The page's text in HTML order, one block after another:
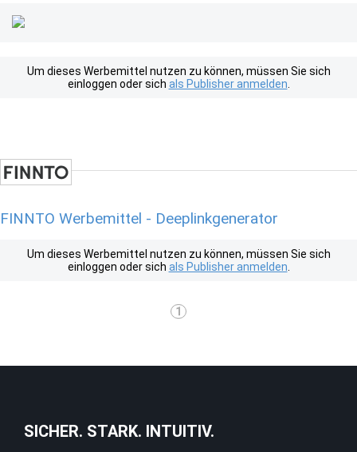
Um dieses Werbemittel nutzen zu können, müssen Sie sich
einloggen oder sich als Publisher anmelden
FINNTO Werbemittel - Deeplinkgenerator
Um dieses Werbemittel nutzen zu können, müssen Sie sich
einloggen oder sich als Publisher anmelden
1
SICHER. STARK. INTUITIV.